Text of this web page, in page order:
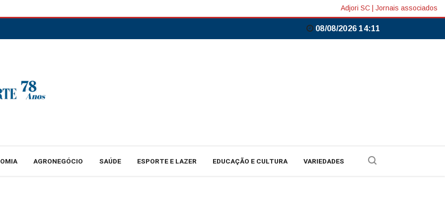
Adjori SC Jornais associados
08/08/2026 14:11
AGRONEGÓCIO SAÚDE ESPORTE E LAZER EDUCAÇÃO E CULTURA VARIEDADES